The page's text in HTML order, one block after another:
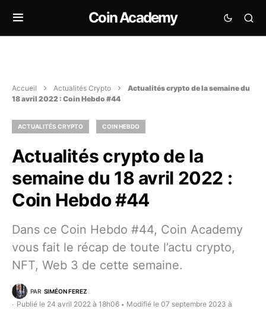
Coin Academy
Accueil Actualités Crypto
Actualités crypto de la semaine du
18 avril 2022 : Coin Hebdo #44
ACTUALITÉS CRYPTO COIN HEBDO
Actualités crypto de la
semaine du 18 avril 2022 :
Coin Hebdo #44
Dans ce Coin Hebdo #44, Coin Academy
vous fait le récap de toute l’actu crypto,
NFT, Web 3 de cette semaine.
PAR SIMÉON FEREZ
Publié le 24 avril 2022 à 18h06 • Modifié le 07 septembre 2023 à